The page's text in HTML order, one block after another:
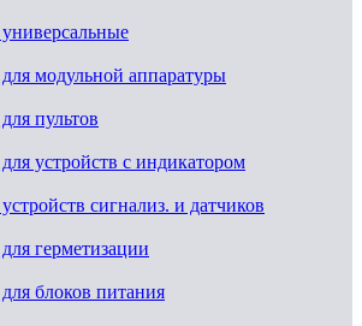
модульной аппаратуры
пультов
устройств с индикатором
сигнализ. и датчиков
герметизации
блоков питания